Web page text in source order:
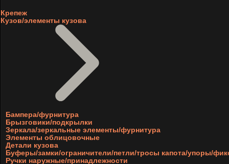
Крепеж
Кузов/элементы кузова
Бампера/фурнитура
Брызговики/подкрылки
Зеркала/зеркальные элементы/фурнитура
Элементы облицовочные
Детали кузова
Буферы/замки/ограничители/петли/тросы капота/упоры/
Ручки наружные/принадлежности